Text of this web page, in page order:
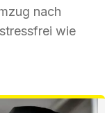
nach
wie